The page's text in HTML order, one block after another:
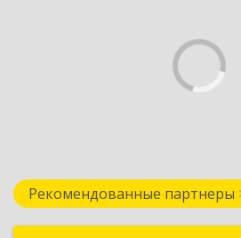
Рекомендованные партнеры